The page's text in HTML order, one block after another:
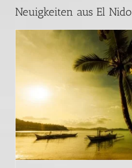
Neuigkeiten aus El Nido